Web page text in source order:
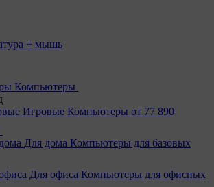
+ мышь
Компьютеры
Игровые Компьютеры от 77 890
Для дома Компьютеры для базовых
Для офиса Компьютеры для офисных